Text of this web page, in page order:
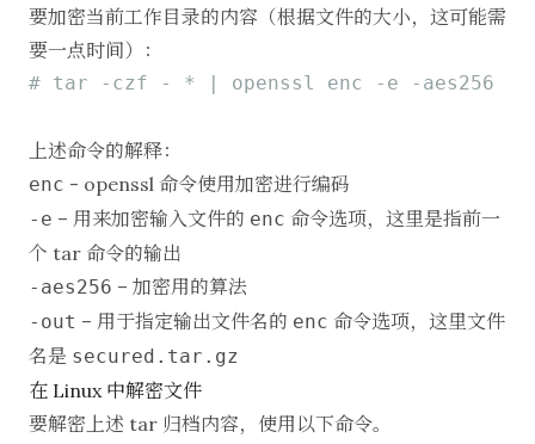
要加密当前工作目录的内容（根据文件的大小，这可能需
要一点时间）：
# tar -czf - * | openssl enc -e -aes256 -
上述命令的解释：
enc - openssl 命令使用加密进行编码
-e – 用来加密输入文件的 enc 命令选项，这里是指前一
个 tar 命令的输出
-aes256 – 加密用的算法
-out – 用于指定输出文件名的 enc 命令选项，这里文件
名是 secured.tar.gz
在 Linux 中解密文件
要解密上述 tar 归档内容，使用以下命令。